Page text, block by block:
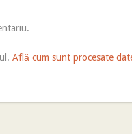
Află cum sunt procesate